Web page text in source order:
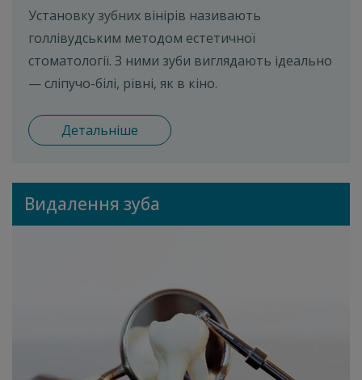
Установку зубних вінірів називають
голлівудським методом естетичної
стоматології. З ними зуби виглядають ідеально
— сліпучо-білі, рівні, як в кіно.
Детальніше
Видалення зуба